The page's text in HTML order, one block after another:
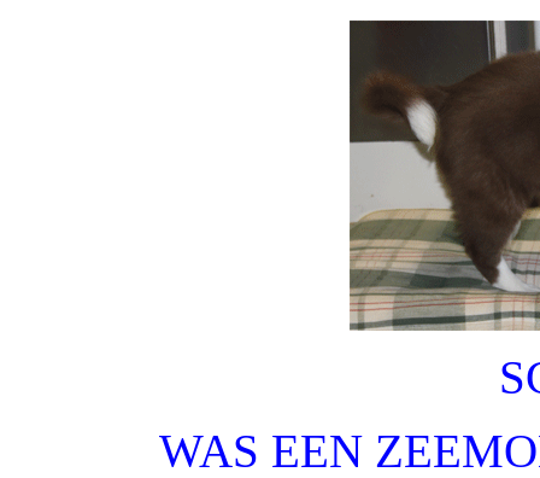
WAS EEN